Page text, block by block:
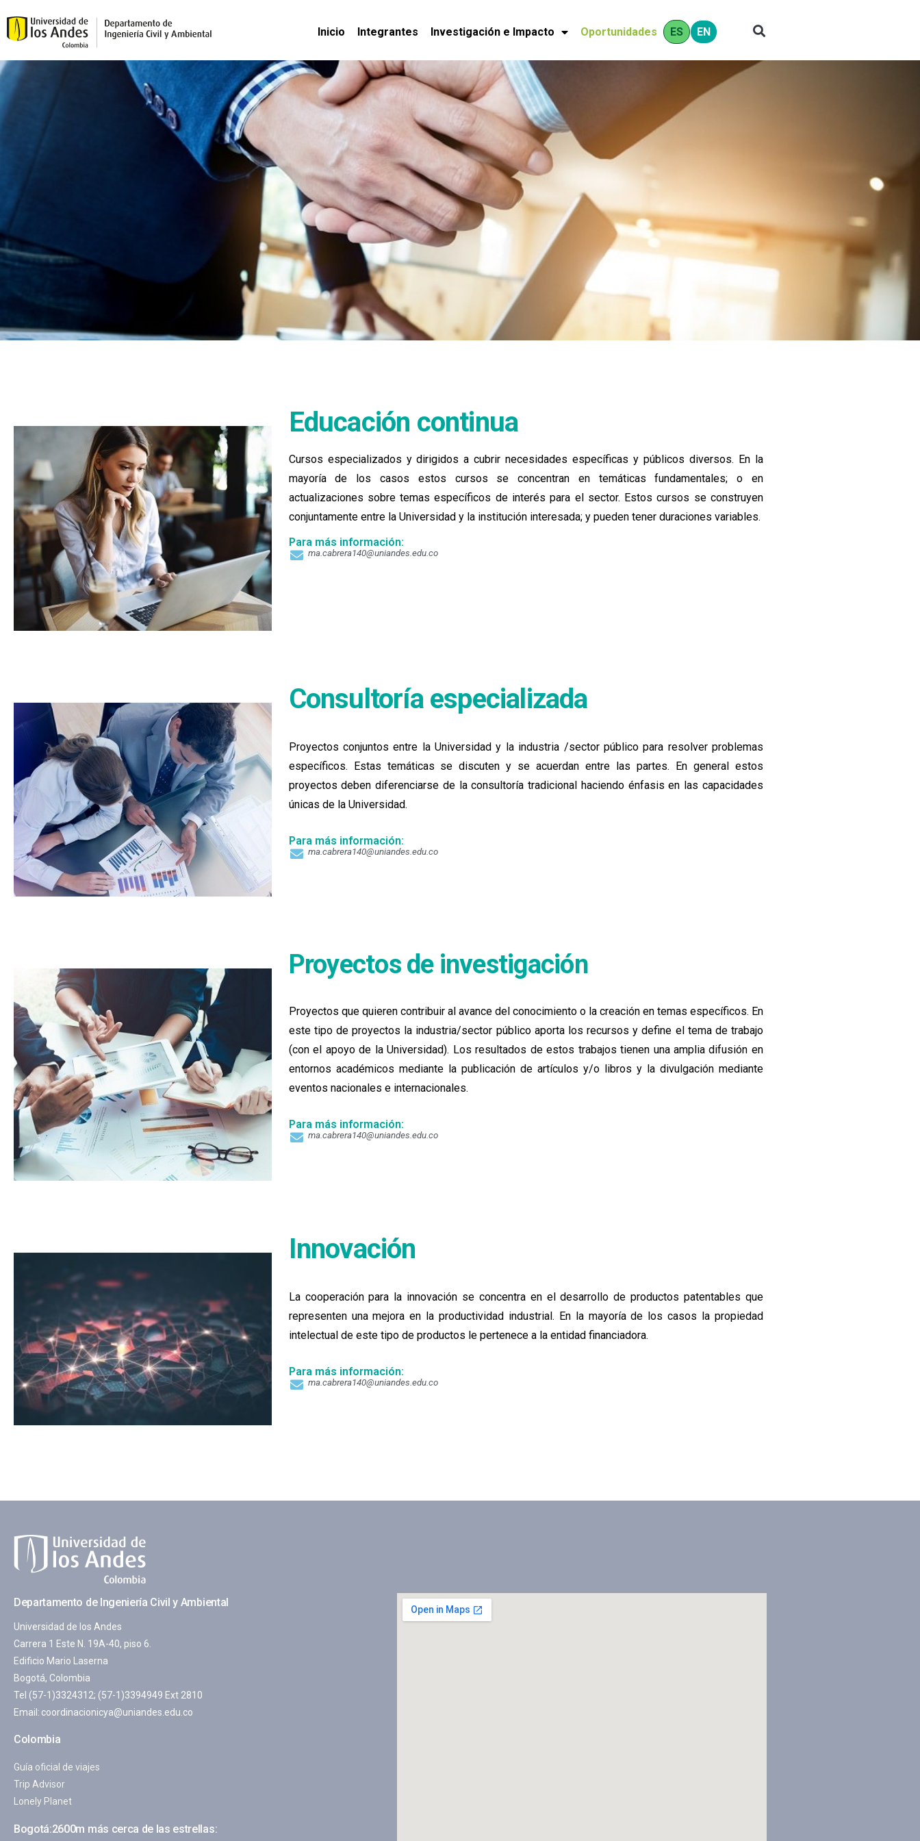
Inicio Integrantes Investigación e Impacto Oportunidades ES EN
Oportunidades
Las oportunidades de cooperación con el sector
externo se pueden agrupar en las siguientes
categorías:
Educación continua
Cursos especializados y dirigidos a cubrir necesidades específicas y públicos diversos. En la
mayoría de los casos estos cursos se concentran en temáticas fundamentales; o en
actualizaciones sobre temas específicos de interés para el sector. Estos cursos se construyen
conjuntamente entre la Universidad y la institución interesada; y pueden tener duraciones variables.
Para más información:
ma.cabrera140@uniandes.edu.co
Consultoría especializada
Proyectos conjuntos entre la Universidad y la industria /sector público para resolver problemas
específicos. Estas temáticas se discuten y se acuerdan entre las partes. En general estos
proyectos deben diferenciarse de la consultoría tradicional haciendo énfasis en las capacidades
únicas de la Universidad.
Para más información:
ma.cabrera140@uniandes.edu.co
Proyectos de investigación
Proyectos que quieren contribuir al avance del conocimiento o la creación en temas específicos. En
este tipo de proyectos la industria/sector público aporta los recursos y define el tema de trabajo
(con el apoyo de la Universidad). Los resultados de estos trabajos tienen una amplia difusión en
entornos académicos mediante la publicación de artículos y/o libros y la divulgación mediante
eventos nacionales e internacionales.
Para más información:
ma.cabrera140@uniandes.edu.co
Innovación
La cooperación para la innovación se concentra en el desarrollo de productos patentables que
representen una mejora en la productividad industrial. En la mayoría de los casos la propiedad
intelectual de este tipo de productos le pertenece a la entidad financiadora.
Para más información:
ma.cabrera140@uniandes.edu.co
Departamento de Ingeniería Civil y Ambiental
Universidad de los Andes
Carrera 1 Este N. 19A-40, piso 6.
Edificio Mario Laserna
Bogotá, Colombia
Tel (57-1)3324312; (57-1)3394949 Ext 2810
Email: coordinacionicya@uniandes.edu.co
Colombia
Guía oficial de viajes
Trip Advisor
Lonely Planet
Bogotá:2600m más cerca de las estrellas: